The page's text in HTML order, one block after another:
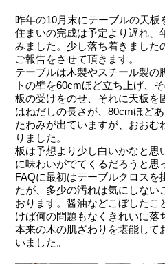
昨年の10月末にテーブルの天板
住まいの完成は予定より遅れ、
みました。少し落ち着きました
ご報告をさせて頂きます。
テーブルは木製やスチール製の
トの壁を60cmほど立ち上げ、
板の受けをのせ、それに天板を
はねだしの長さが、80cmほど
たわみが出ていますが、おおむ
りました。
板は予想より少し白いかなと思
に味わいがでてくるだろうと思
FAQに最初はテーブルクロスを
たが、多少の汚れは気にしない
おります。醤油などこぼしたこ
けば何の問題もなくきれいに落
本来の木の肌ざわりを堪能して
いました。